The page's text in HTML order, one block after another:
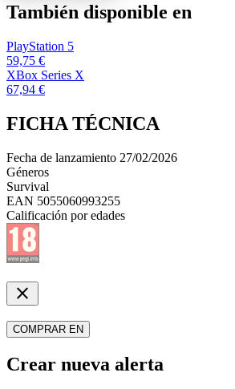
También disponible en
PlayStation 5
59,75 €
XBox Series X
67,94 €
FICHA TÉCNICA
Fecha de lanzamiento 27/02/2026
Géneros
Survival
EAN 5055060993255
Calificación por edades
close
COMPRAR EN
Crear nueva alerta